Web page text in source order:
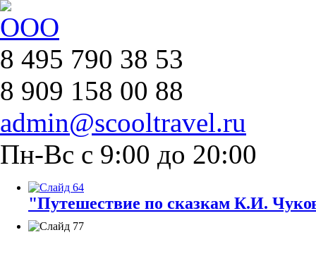
8 495 790 38 53
8 909 158 00 88
admin@scooltravel.ru
Пн-Вс с 9:00 до 20:00
"Путешествие по сказкам К.И.